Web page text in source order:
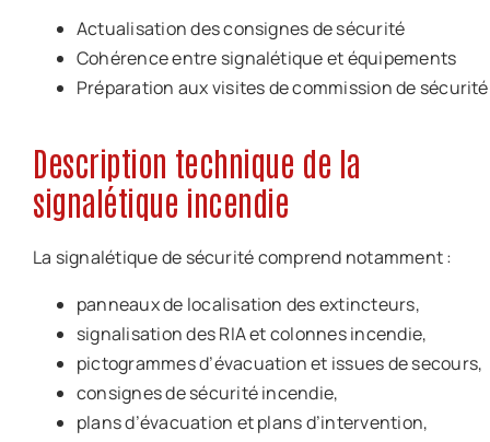
Actualisation des consignes de sécurité
Cohérence entre signalétique et équipements
Préparation aux visites de commission de sécurité
Description technique de la
signalétique incendie
La signalétique de sécurité comprend notamment :
panneaux de localisation des extincteurs,
signalisation des RIA et colonnes incendie,
pictogrammes d’évacuation et issues de secours,
consignes de sécurité incendie,
plans d’évacuation et plans d’intervention,